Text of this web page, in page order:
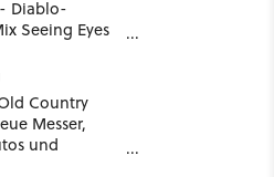
Diablo-
Seeing Eyes
Tool
Country
Messer,
und